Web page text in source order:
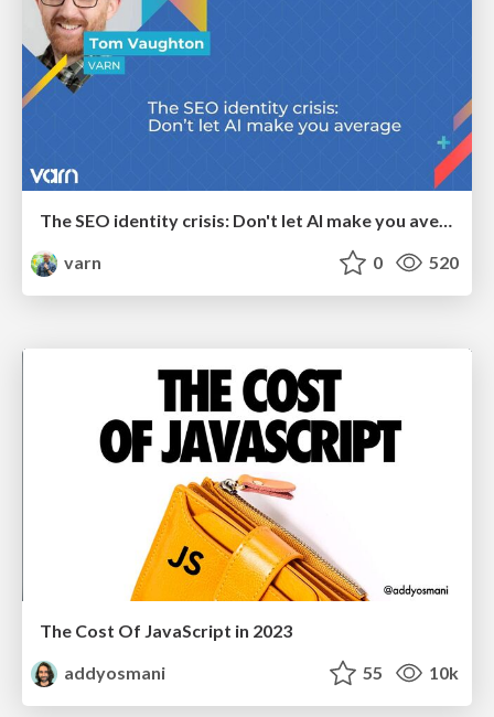
The SEO identity crisis: Don't let AI make you average
varn
0 520
The Cost Of JavaScript in 2023
addyosmani
55 10k